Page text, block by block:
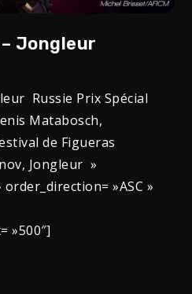
Jongleur
Russie Prix Spécial
Matabosch,
de Figueras
Jongleur »
»ASC »
»500″]